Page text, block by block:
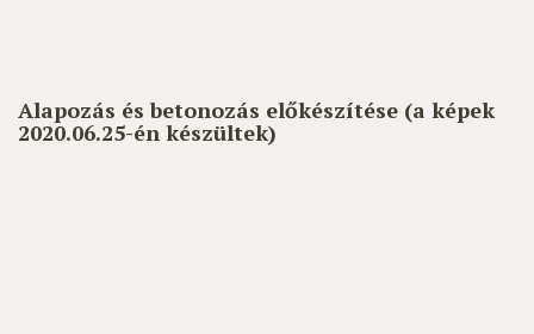
Alapozás és betonozás előkészítése (a képek
2020.06.25-én készültek)